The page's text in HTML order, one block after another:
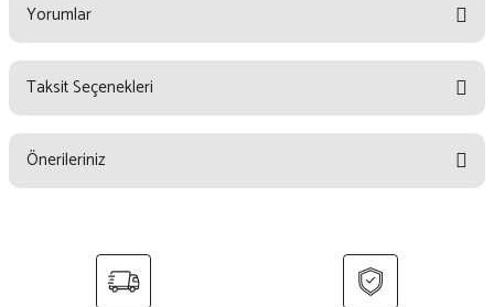
Yorumlar
Yorum Yaz
Taksit Seçenekleri
Önerileriniz
yetersiz gördüğünüz noktaları öneri formunu kullanarak tarafımıza
Görüş ve önerileriniz için teşekkür ederiz.